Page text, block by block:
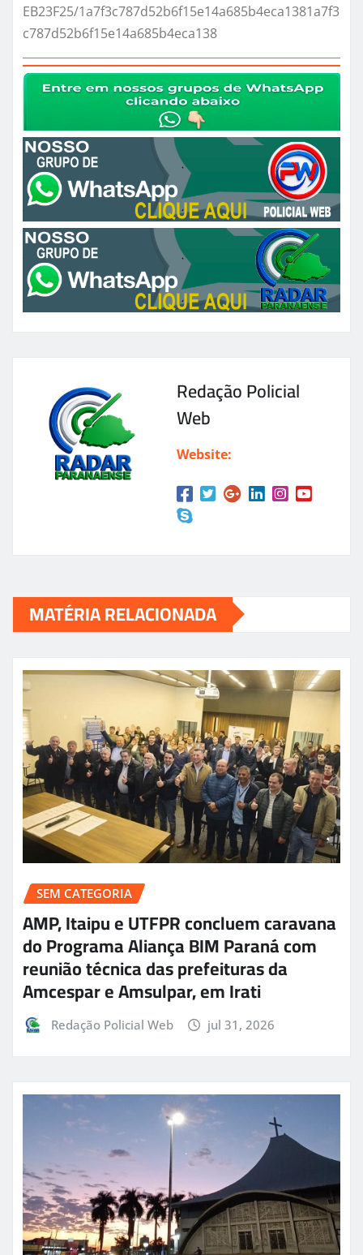
EB23F25/1a7f3c787d52b6f15e14a685b4eca1381a7f3
c787d52b6f15e14a685b4eca138
Redação Policial
Web
Website:
MATÉRIA RELACIONADA
SEM CATEGORIA
AMP, Itaipu e UTFPR concluem caravana
do Programa Aliança BIM Paraná com
reunião técnica das prefeituras da
Amcespar e Amsulpar, em Irati
Redação Policial Web jul 31, 2026